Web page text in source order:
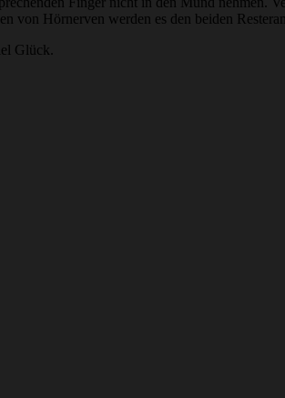
Hörnerven werden es den beiden
Glück.